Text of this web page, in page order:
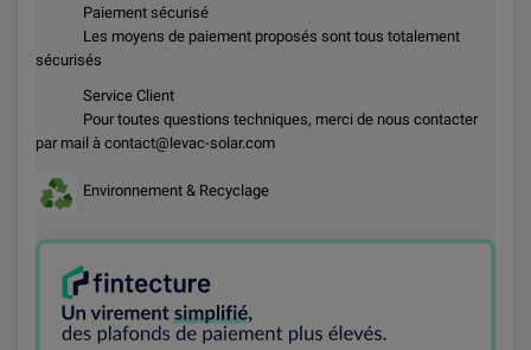
Paiement sécurisé
Les moyens de paiement proposés sont tous totalement
sécurisés
Service Client
Pour toutes questions techniques, merci de nous contacter
par mail à contact@levac-solar.com
Environnement & Recyclage